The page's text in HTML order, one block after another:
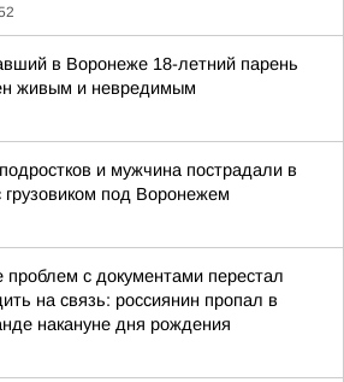
в Воронеже 18-летний парень
живым и невредимым
и мужчина пострадали в
под Воронежем
проблем с документами перестал
на связь: россиянин пропал в
накануне дня рождения